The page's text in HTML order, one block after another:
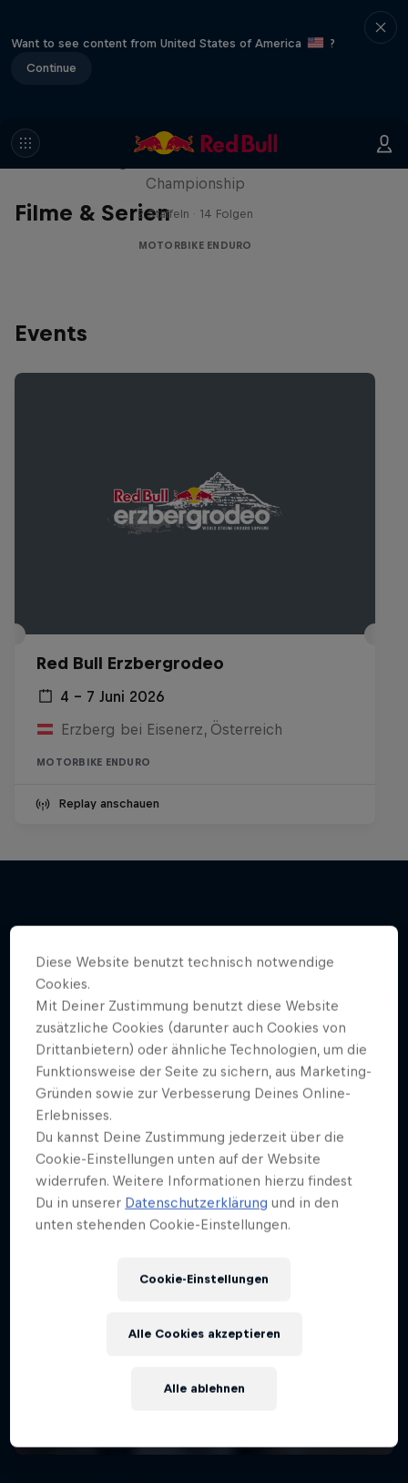
Want to see content from United States of America
?
Continue
Filme & Serien
Hard Lines – mit Mani & Bolts
Championship
2 Staffeln · 14 Folgen
MOTORBIKE ENDURO
Events
Red Bull Erzbergrodeo
4 – 7 Juni 2026
Erzberg bei Eisenerz, Österreich
MOTORBIKE ENDURO
Replay anschauen
Diese Website benutzt technisch notwendige
Cookies.
Mit Deiner Zustimmung benutzt diese Website
zusätzliche Cookies (darunter auch Cookies von
Drittanbietern) oder ähnliche Technologien, um die
Funktionsweise der Seite zu sichern, aus Marketing-
Gründen sowie zur Verbesserung Deines Online-
Erlebnisses.
Du kannst Deine Zustimmung jederzeit über die
Cookie-Einstellungen unten auf der Website
widerrufen. Weitere Informationen hierzu findest
Du in unserer Datenschutzerklärung und in den
unten stehenden Cookie-Einstellungen.
Cookie-Einstellungen
Alle ablehnen
Alle Cookies akzeptieren